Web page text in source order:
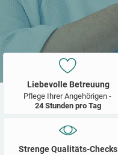
Liebevolle Betreuung
Pflege Ihrer Angehörigen -
24 Stunden pro Tag
Strenge Qualitäts-Checks